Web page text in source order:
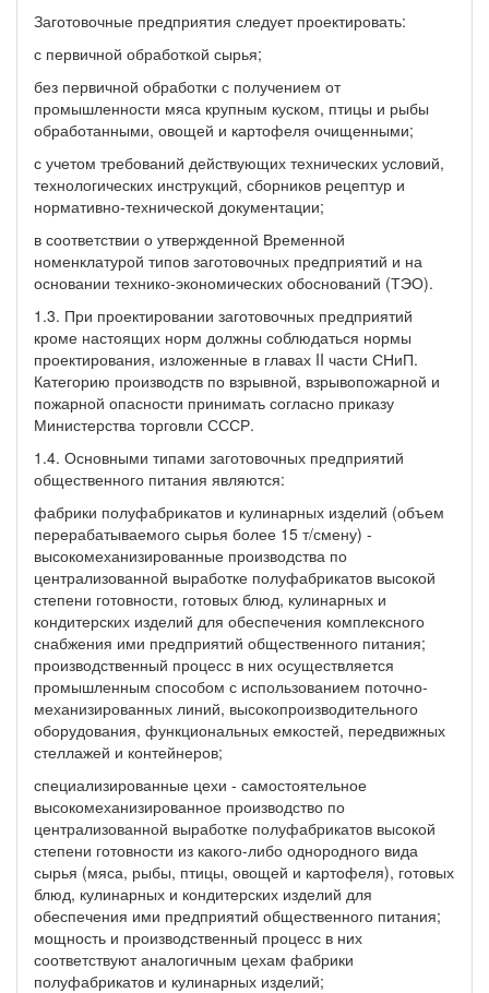
Заготовочные предприятия следует проектировать:
с первичной обработкой сырья;
без первичной обработки с получением от
промышленности мяса крупным куском, птицы и рыбы
обработанными, овощей и картофеля очищенными;
с учетом требований действующих технических условий,
технологических инструкций, сборников рецептур и
нормативно-технической документации;
в соответствии о утвержденной Временной
номенклатурой типов заготовочных предприятий и на
основании технико-экономических обоснований (ТЭО).
1.3. При проектировании заготовочных предприятий
кроме настоящих норм должны соблюдаться нормы
проектирования, изложенные в главах II части СНиП.
Категорию производств по взрывной, взрывопожарной и
пожарной опасности принимать согласно приказу
Министерства торговли СССР.
1.4. Основными типами заготовочных предприятий
общественного питания являются:
фабрики полуфабрикатов и кулинарных изделий (объем
перерабатываемого сырья более 15 т/смену) -
высокомеханизированные производства по
централизованной выработке полуфабрикатов высокой
степени готовности, готовых блюд, кулинарных и
кондитерских изделий для обеспечения комплексного
снабжения ими предприятий общественного питания;
производственный процесс в них осуществляется
промышленным способом с использованием поточно-
механизированных линий, высокопроизводительного
оборудования, функциональных емкостей, передвижных
стеллажей и контейнеров;
специализированные цехи - самостоятельное
высокомеханизированное производство по
централизованной выработке полуфабрикатов высокой
степени готовности из какого-либо однородного вида
сырья (мяса, рыбы, птицы, овощей и картофеля), готовых
блюд, кулинарных и кондитерских изделий для
обеспечения ими предприятий общественного питания;
мощность и производственный процесс в них
соответствуют аналогичным цехам фабрики
полуфабрикатов и кулинарных изделий;